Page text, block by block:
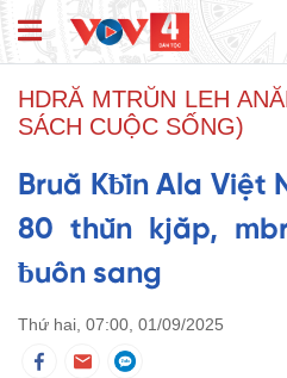
HDRĂ MTRŬN LEH
SÁCH CUỘC SỐNG)
Bruă Kƀĭn Ala Việt
80 thŭn kjăp,
ƀuôn sang
Thứ hai, 07:00, 01/09/2025